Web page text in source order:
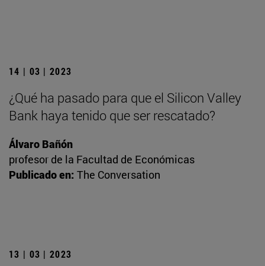
14 | 03 | 2023
¿Qué ha pasado para que el Silicon Valley
Bank haya tenido que ser rescatado?
Álvaro Bañón
profesor de la Facultad de Económicas
Publicado en: The Conversation
13 | 03 | 2023